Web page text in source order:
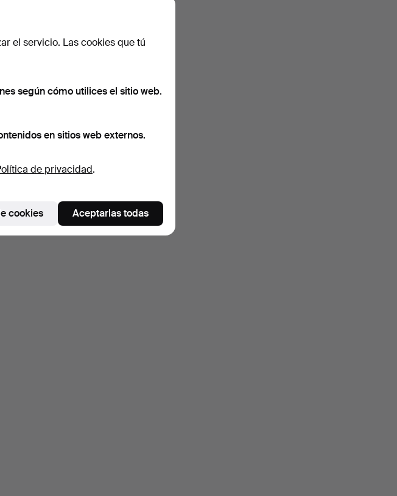
el servicio. Las cookies que tú
según cómo utilices el sitio web.
en sitios web externos.
de privacidad.
cookies Aceptarlas todas